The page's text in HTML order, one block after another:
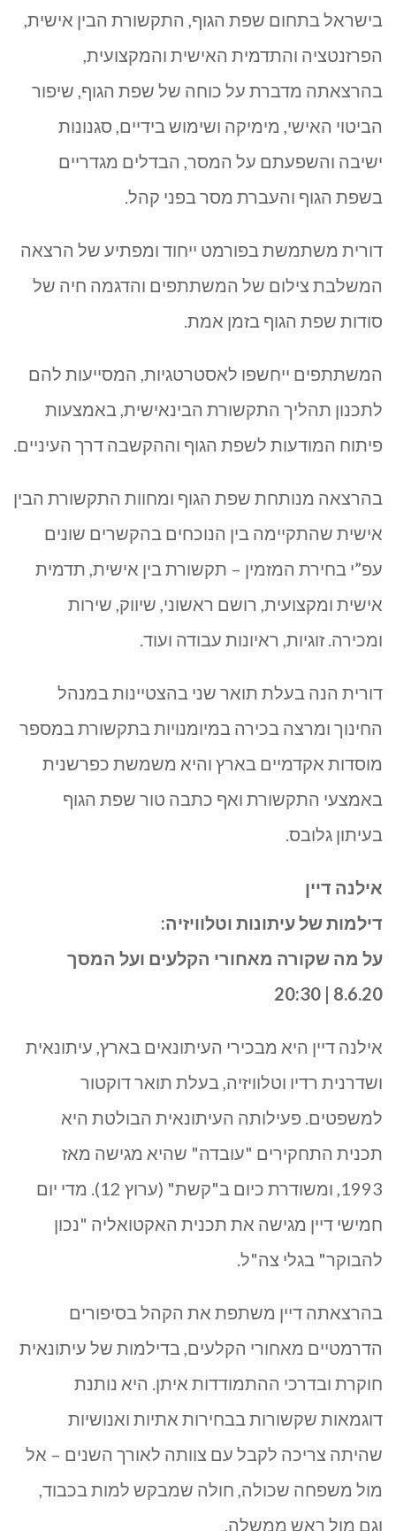
בישראל בתחום שפת הגוף, התקשורת הבין אישית,
הפרזנטציה והתדמית האישית והמקצועית,
בהרצאתה מדברת על כוחה של שפת הגוף, שיפור
הביטוי האישי, מימיקה ושימוש בידיים, סגנונות
ישיבה והשפעתם על המסר, הבדלים מגדריים
בשפת הגוף והעברת מסר בפני קהל.
דורית משתמשת בפורמט ייחוד ומפתיע של הרצאה
המשלבת צילום של המשתתפים והדגמה חיה של
סודות שפת הגוף בזמן אמת.
המשתתפים ייחשפו לאסטרטגיות, המסייעות להם
לתכנון תהליך התקשורת הבינאישית, באמצעות
פיתוח המודעות לשפת הגוף וההקשבה דרך העיניים.
בהרצאה מנותחת שפת הגוף ומחוות התקשורת הבין
אישית שהתקיימה בין הנוכחים בהקשרים שונים
עפ”י בחירת המזמין – תקשורת בין אישית, תדמית
אישית ומקצועית, רושם ראשוני, שיווק, שירות
ומכירה. זוגיות, ראיונות עבודה ועוד.
דורית הנה בעלת תואר שני בהצטיינות במנהל
החינוך ומרצה בכירה במיומנויות בתקשורת במספר
מוסדות אקדמיים בארץ והיא משמשת כפרשנית
באמצעי התקשורת ואף כתבה טור שפת הגוף
בעיתון גלובס.
אילנה דיין
דילמות של עיתונות וטלוויזיה:
על מה שקורה מאחורי הקלעים ועל המסך
8.6.20 | 20:30
אילנה דיין היא מבכירי העיתונאים בארץ, עיתונאית
ושדרנית רדיו וטלוויזיה, בעלת תואר דוקטור
למשפטים. פעילותה העיתונאית הבולטת היא
תכנית התחקירים "עובדה" שהיא מגישה מאז
1993, ומשודרת כיום ב"קשת" (ערוץ 12). מדי יום
חמישי דיין מגישה את תכנית האקטואליה "נכון
להבוקר" בגלי צה"ל.
בהרצאתה דיין משתפת את הקהל בסיפורים
הדרמטיים מאחורי הקלעים, בדילמות של עיתונאית
חוקרת ובדרכי ההתמודדות איתן. היא נותנת
דוגמאות שקשורות בבחירות אתיות ואנושיות
שהיתה צריכה לקבל עם צוותה לאורך השנים – אל
מול משפחה שכולה, חולה שמבקש למות בכבוד,
וגם מול ראש ממשלה.